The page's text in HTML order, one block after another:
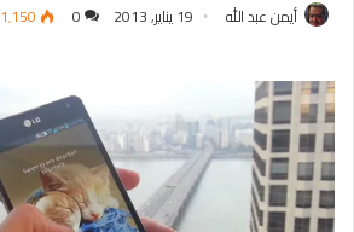
أيمن عبد الله 19 يناير, 2013 0 1٬150